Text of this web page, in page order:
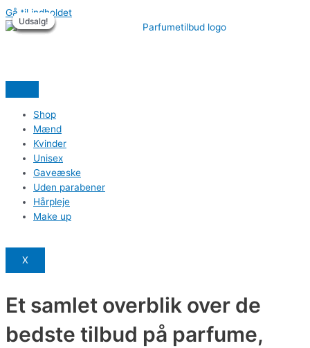
Gå til indholdet
Shop
Mænd
Kvinder
Unisex
Gaveæske
Uden parabener
Hårpleje
Make up
X
Et samlet overblik over de
bedste tilbud på parfume,
Udsalg!
Udsalg!
Udsalg!
Udsalg!
Udsalg!
Udsalg!